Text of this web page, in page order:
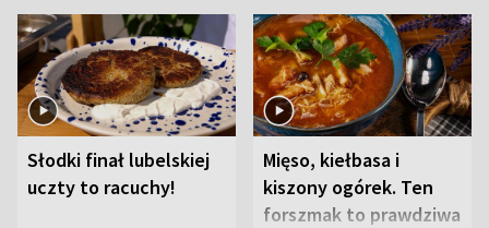
Słodki finał lubelskiej
uczty to racuchy!
Mięso, kiełbasa i
kiszony ogórek. Ten
forszmak to prawdziwa